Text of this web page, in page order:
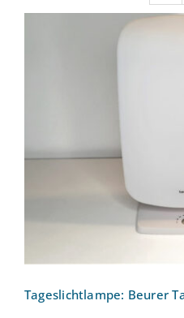
Tageslichtlampe: Beurer